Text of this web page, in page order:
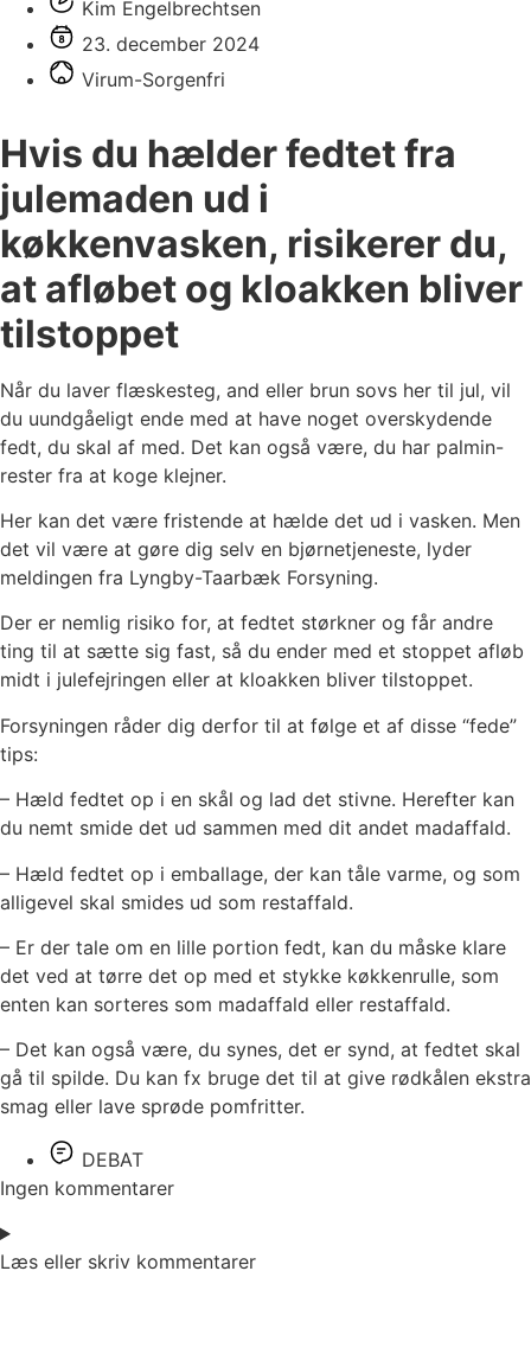
Kim Engelbrechtsen
23. december 2024
Virum-Sorgenfri
Hvis du hælder fedtet fra
julemaden ud i
køkkenvasken, risikerer du,
at afløbet og kloakken bliver
tilstoppet
Når du laver flæskesteg, and eller brun sovs her til jul, vil
du uundgåeligt ende med at have noget overskydende
fedt, du skal af med. Det kan også være, du har palmin-
rester fra at koge klejner.
Her kan det være fristende at hælde det ud i vasken. Men
det vil være at gøre dig selv en bjørnetjeneste, lyder
meldingen fra Lyngby-Taarbæk Forsyning.
Der er nemlig risiko for, at fedtet størkner og får andre
ting til at sætte sig fast, så du ender med et stoppet afløb
midt i julefejringen eller at kloakken bliver tilstoppet.
Forsyningen råder dig derfor til at følge et af disse “fede”
tips:
– Hæld fedtet op i en skål og lad det stivne. Herefter kan
du nemt smide det ud sammen med dit andet madaffald.
– Hæld fedtet op i emballage, der kan tåle varme, og som
alligevel skal smides ud som restaffald.
– Er der tale om en lille portion fedt, kan du måske klare
det ved at tørre det op med et stykke køkkenrulle, som
enten kan sorteres som madaffald eller restaffald.
– Det kan også være, du synes, det er synd, at fedtet skal
gå til spilde. Du kan fx bruge det til at give rødkålen ekstra
smag eller lave sprøde pomfritter.
DEBAT
Ingen kommentarer
Læs eller skriv kommentarer